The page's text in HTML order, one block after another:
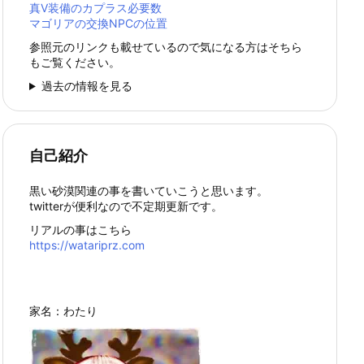
真Ⅴ装備のカプラス必要数
マゴリアの交換NPCの位置
参照元のリンクも載せているので気になる方はそちら
もご覧ください。
過去の情報を見る
自己紹介
黒い砂漠関連の事を書いていこうと思います。
twitterが便利なので不定期更新です。
リアルの事はこちら
https://watariprz.com
家名：わたり